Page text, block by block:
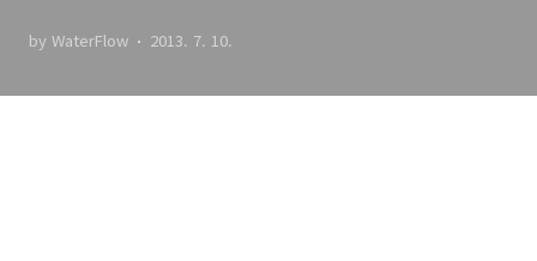
by WaterFlow 2013. 7. 10.